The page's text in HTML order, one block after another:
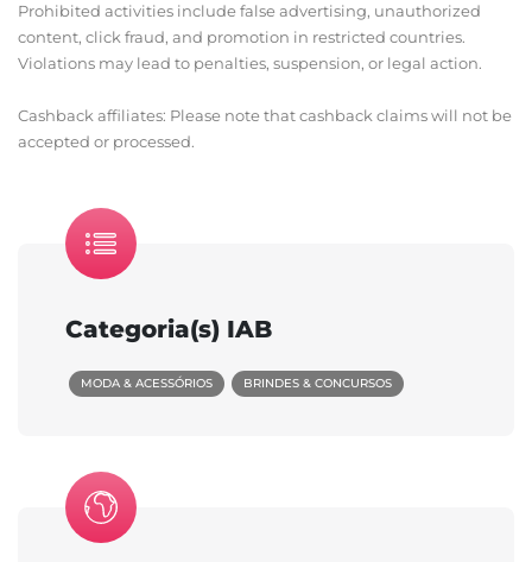
Prohibited activities include false advertising, unauthorized
content, click fraud, and promotion in restricted countries.
Violations may lead to penalties, suspension, or legal action.
Cashback affiliates: Please note that cashback claims will not be
accepted or processed.
Categoria(s) IAB
MODA & ACESSÓRIOS BRINDES & CONCURSOS